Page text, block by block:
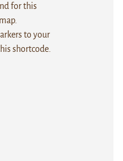
for this
to your
shortcode.